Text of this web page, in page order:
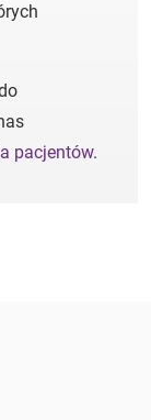
pacjentów.